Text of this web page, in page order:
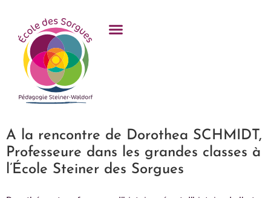
A la rencontre de Dorothea SCHMIDT,
Professeure dans les grandes classes à
l’École Steiner des Sorgues